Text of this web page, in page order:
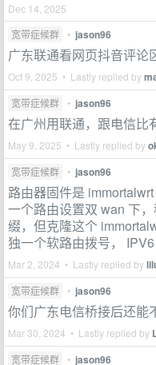
Dec 14, 2025
宽带症候群
• jason96
广东联通看网页抖音评论
Oct 9, 2025 • Lastly replied by
宽带症候群 • jason96
在广州用联通，跟电信比
May 9, 2025 • Lastly replied by
宽带症候群 • jason96
路由器固件是
一个路由设置双 wan 下
缀，但克隆这个
独一个软路由拨号，
Mar 2, 2024 • Lastly replied by
宽带症候群 • jason96
你们广东电信桥接后还能
Mar 30, 2024 • Lastly replied by
宽带症候群 • jason96